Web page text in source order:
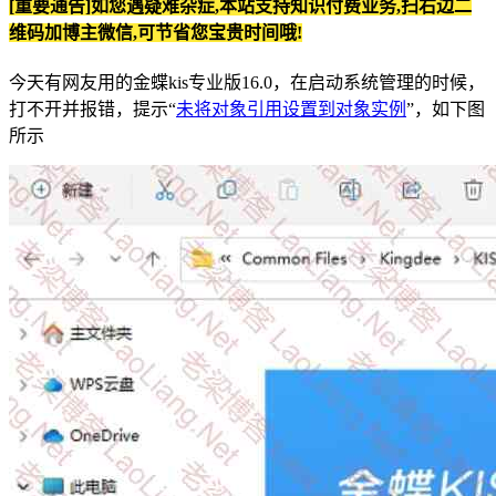
[重要通告]如您遇疑难杂症,本站支持知识付费业务,扫右边二
维码加博主微信,可节省您宝贵时间哦!
今天有网友用的金蝶kis专业版16.0，在启动系统管理的时候，
打不开并报错，提示“未将对象引用设置到对象实例 ”，如下图
所示